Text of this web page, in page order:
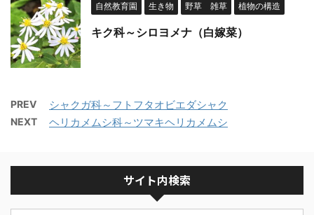
自然教育園 生き物 野草 雑草 植物の構造
キク科～シロヨメナ（白嫁菜）
PREV シャクガ科～フトフタオビエダシャク
NEXT ヘリカメムシ科～ツマキヘリカメムシ
サイト内検索